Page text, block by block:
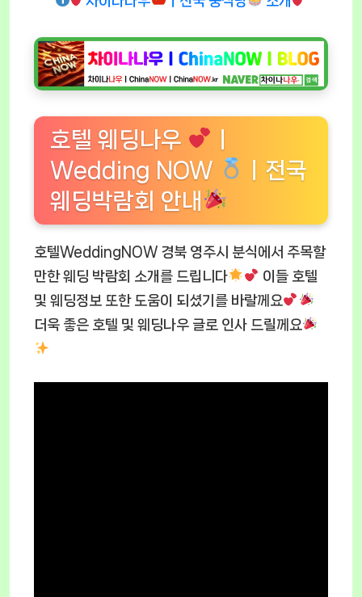
호텔 웨딩나우
Wedding NOW
ㅣ전국
웨딩박람회 안내
호텔WeddingNOW 경북 영주시 분식에서 주목할
만한 웨딩 박람회 소개를 드립니다
이들 호텔
및 웨딩정보 또한 도움이 되셨기를 바랄께요
더욱 좋은 호텔 및 웨딩나우 글로 인사 드릴께요